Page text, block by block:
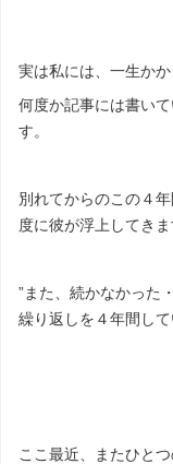
実は私には、一生か
何度か記事には書い
す。
別れてからのこの４
度に彼が浮上してきま
”また、続かなかった
繰り返しを４年間して
ここ最近、またひと